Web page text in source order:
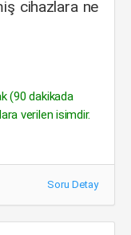
cihazlara ne
(90 dakikada
verilen isimdir.
Soru Detay